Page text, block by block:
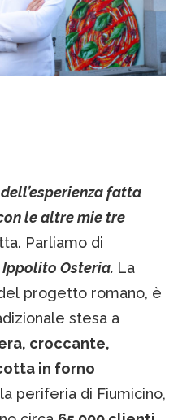
fatta
le altre mie tre
Parliamo di
Osteria. La
progetto romano, è
stesa a
croccante,
in forno
periferia di Fiumicino,